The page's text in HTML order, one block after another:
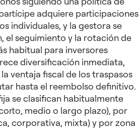
adquiere participaciones
individuales, y la gestora se
el seguimiento y la rotación de
habitual para inversores
diversificación inmediata,
ventaja fiscal de los traspasos
hasta el reembolso definitivo.
se clasifican habitualmente
medio o largo plazo), por
corporativa, mixta) y por zona